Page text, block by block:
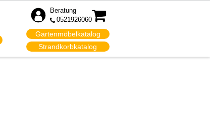
Beratung
0521926060
Gartenmöbelkatalog
Strandkorbkatalog